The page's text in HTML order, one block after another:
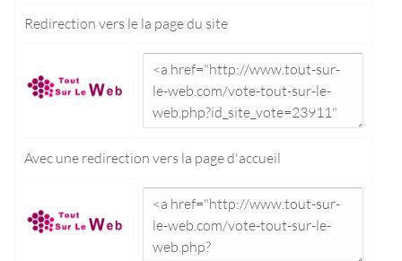
Redirection vers le la page du site
Avec une redirection vers la page d'accueil